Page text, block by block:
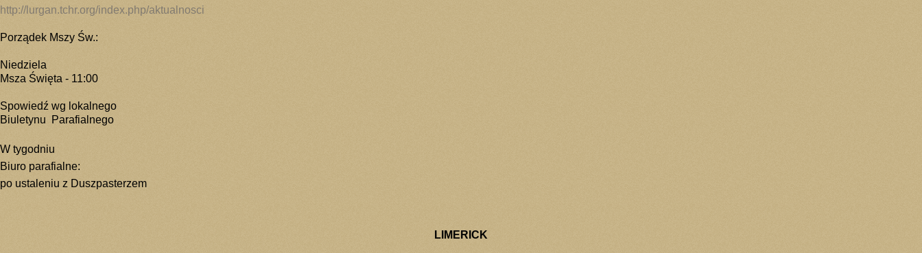
http://lurgan.tchr.org/index.php/aktualnosci
Porządek Mszy Św.:
Niedziela
Msza Święta - 11:00
Spowiedź wg lokalnego
Biuletynu Parafialnego
W tygodniu
Biuro parafialne:
po ustaleniu z Duszpasterzem
LIMERICK